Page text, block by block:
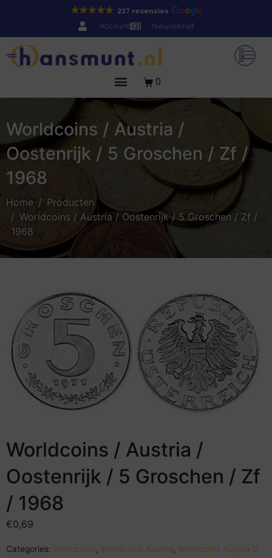
227 recensies
Account Nieuwsbrief
0
Worldcoins / Austria /
Oostenrijk / 5 Groschen / Zf /
1968
Home
Producten
Worldcoins / Austria / Oostenrijk / 5 Groschen / Zf /
1968
Worldcoins / Austria /
Oostenrijk / 5 Groschen / Zf
/ 1968
€0,69
Categories: Worldcoins Worldcoins Austria Worldcoins Austria 5